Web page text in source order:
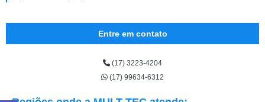
Entre em contato
(17) 3223-4204
(17) 99634-6312